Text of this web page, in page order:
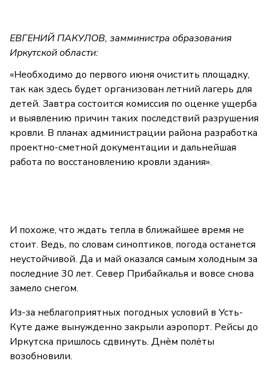
ЕВГЕНИЙ ПАКУЛОВ, замминистра образования
Иркутской области:
«Необходимо до первого июня очистить площадку,
так как здесь будет организован летний лагерь для
детей. Завтра состоится комиссия по оценке ущерба
и выявлению причин таких последствий разрушения
кровли. В планах администрации района разработка
проектно-сметной документации и дальнейшая
работа по восстановлению кровли здания».
И похоже, что ждать тепла в ближайшее время не
стоит. Ведь, по словам синоптиков, погода останется
неустойчивой. Да и май оказался самым холодным за
последние 30 лет. Север Прибайкалья и вовсе снова
замело снегом.
Из-за неблагоприятных погодных условий в Усть-
Куте даже вынужденно закрыли аэропорт. Рейсы до
Иркутска пришлось сдвинуть. Днём полёты
возобновили.